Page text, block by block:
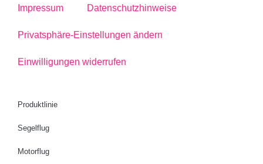
Impressum Datenschutzhinweise
Privatsphäre-Einstellungen ändern
Einwilligungen widerrufen
Produktlinie
Segelflug
Motorflug